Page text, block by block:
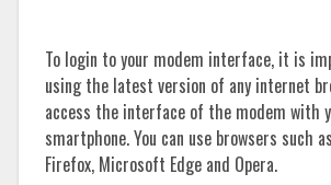
To login to your modem interface, it is
using the latest version of any internet
access the interface of the modem with
smartphone. You can use browsers such
Firefox, Microsoft Edge and Opera.